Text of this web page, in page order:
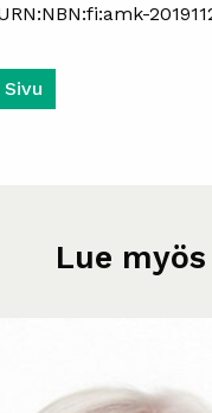
Lue myös